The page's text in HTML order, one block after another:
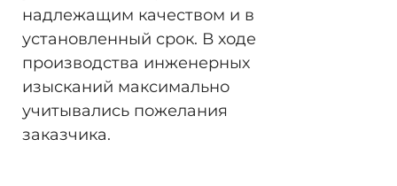
надлежащим качеством и в
установленный срок. В ходе
производства инженерных
изысканий максимально
учитывались пожелания
заказчика.